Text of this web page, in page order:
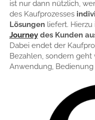
ist nur dann nützlich,
des Kaufprozesses
Lösungenliefert. Hierzu
Journeydes Kunden
Dabei endet der
Bezahlen, sondern
Anwendung,